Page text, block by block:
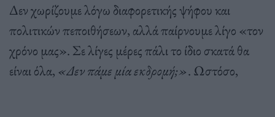
Δεν χωρίζουμε λόγω διαφορετικής ψήφου και
πολιτικών πεποιθήσεων, αλλά παίρνουμε λίγο «τον
χρόνο μας». Σε λίγες μέρες πάλι το ίδιο σκατά θα
είναι όλα, «Δεν πάμε μία εκδρομή;». Ωστόσο,